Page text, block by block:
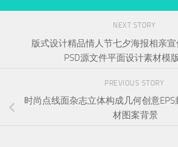
NEXT STORY
版式设计精品情人节七夕海报相亲
PSD源文件平面设计素材模
PREVIOUS STORY
时尚点线面杂志立体构成几何创意
材图案背景